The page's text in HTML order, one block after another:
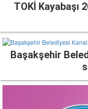
TOKİ Kayabaşı
Başakşehir